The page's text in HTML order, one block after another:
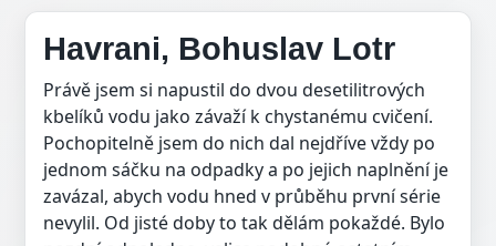
Havrani, Bohuslav Lotr
Právě jsem si napustil do dvou desetilitrových
kbelíků vodu jako závaží k chystanému cvičení.
Pochopitelně jsem do nich dal nejdříve vždy po
jednom sáčku na odpadky a po jejich naplnění je
zavázal, abych vodu hned v průběhu první série
nevylil. Od jisté doby to tak dělám pokaždé. Bylo